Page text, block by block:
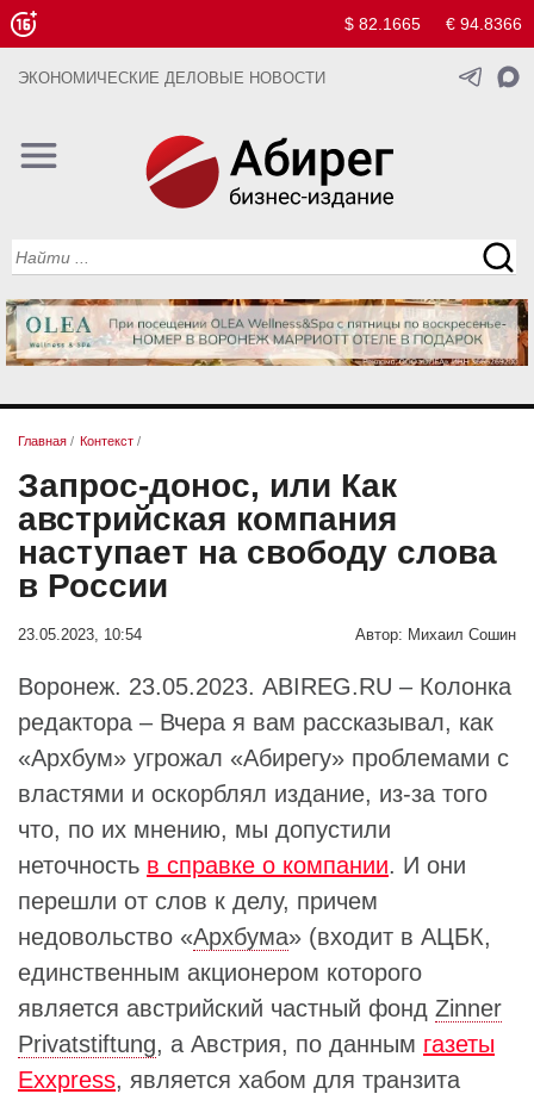
$ 82.1665 € 94.8366
ЭКОНОМИЧЕСКИЕ ДЕЛОВЫЕ НОВОСТИ
Главная / Контекст /
Запрос-донос, или Как
австрийская компания
наступает на свободу слова
в России
23.05.2023, 10:54 Автор: Михаил Сошин
Воронеж. 23.05.2023. ABIREG.RU – Колонка
редактора – Вчера я вам рассказывал, как
«Архбум» угрожал «Абирегу» проблемами с
властями и оскорблял издание, из-за того
что, по их мнению, мы допустили
неточность в справке о компании. И они
перешли от слов к делу, причем
недовольство «Архбума» (входит в АЦБК,
единственным акционером которого
является австрийский частный фонд Zinner
Privatstiftung, а Австрия, по данным газеты
Exxpress, является хабом для транзита